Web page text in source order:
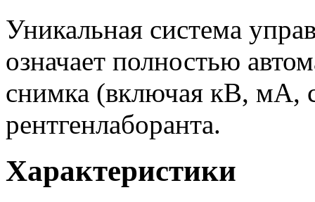
Уникальная система
означает полностью
снимка (включая кВ, мА,
рентгенлаборанта.
Характеристики